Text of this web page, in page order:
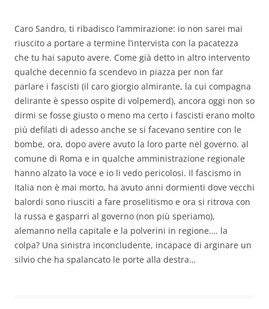
Caro Sandro, ti ribadisco l’ammirazione: io non sarei mai
riuscito a portare a termine l’intervista con la pacatezza
che tu hai saputo avere. Come già detto in altro intervento
qualche decennio fa scendevo in piazza per non far
parlare i fascisti (il caro giorgio almirante, la cui compagna
delirante è spesso ospite di volpemerd), ancora oggi non so
dirmi se fosse giusto o meno ma certo i fascisti erano molto
più defilati di adesso anche se si facevano sentire con le
bombe, ora, dopo avere avuto la loro parte nel governo. al
comune di Roma e in qualche amministrazione regionale
hanno alzato la voce e io li vedo pericolosi. Il fascismo in
Italia non è mai morto, ha avuto anni dormienti dove vecchi
balordi sono riusciti a fare proselitismo e ora si ritrova con
la russa e gasparri al governo (non più speriamo),
alemanno nella capitale e la polverini in regione…. la
colpa? Una sinistra inconcludente, incapace di arginare un
silvio che ha spalancato le porte alla destra…